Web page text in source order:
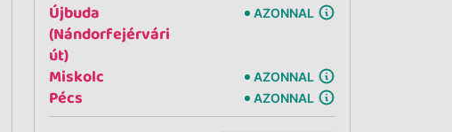
Újbuda
(Nándorfejérvári
út)
AZONNAL
Miskolc AZONNAL
Pécs AZONNAL